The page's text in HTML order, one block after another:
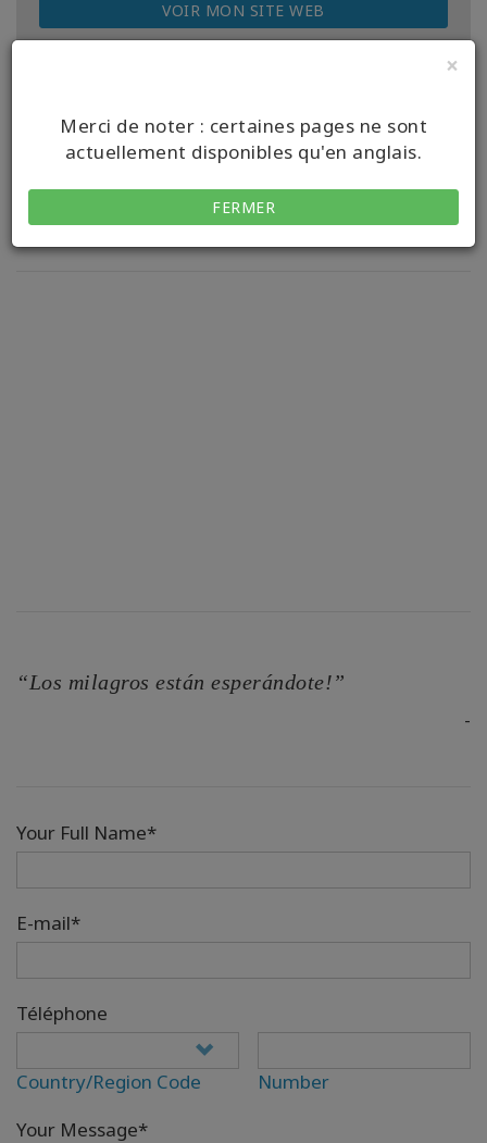
×
Merci de noter : certaines pages ne sont
actuellement disponibles qu'en anglais.
FERMER
VOIR MON SITE WEB
Voir les cours à venir.
Pas de cours à afficher.
“Los milagros están esperándote!”
-
Your Full Name*
E-mail*
Téléphone
Country/Region Code
Number
Your Message*